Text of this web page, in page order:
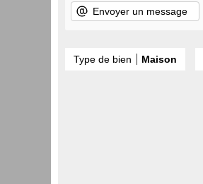
Envoyer un message
Type de bien Maison